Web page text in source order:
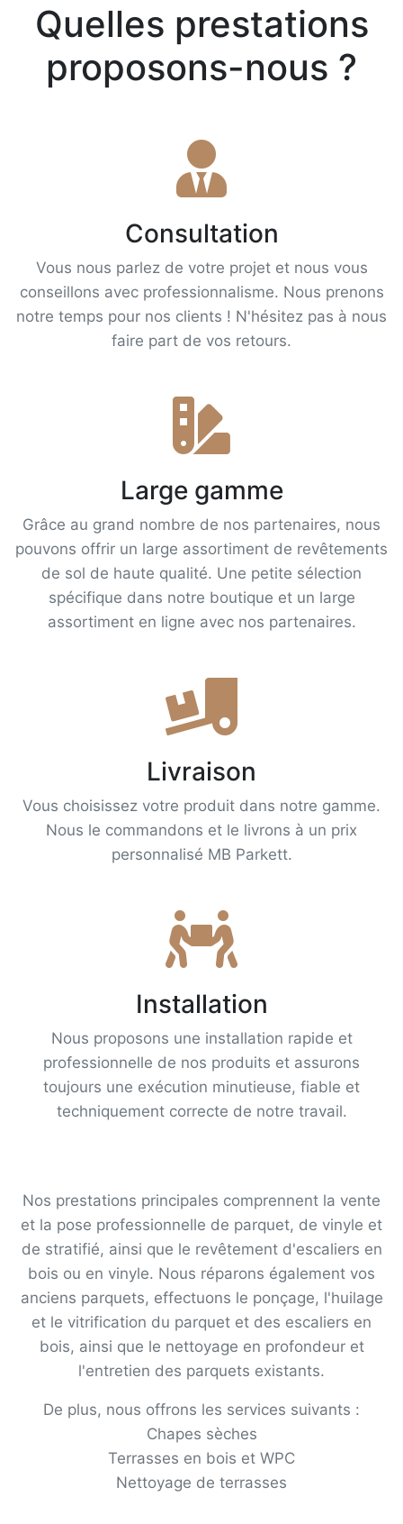
Quelles prestations
proposons-nous ?
Consultation
Vous nous parlez de votre projet et nous vous
conseillons avec professionnalisme. Nous prenons
notre temps pour nos clients ! N'hésitez pas à nous
faire part de vos retours.
Large gamme
Grâce au grand nombre de nos partenaires, nous
pouvons offrir un large assortiment de revêtements
de sol de haute qualité. Une petite sélection
spécifique dans notre boutique et un large
assortiment en ligne avec nos partenaires.
Livraison
Vous choisissez votre produit dans notre gamme.
Nous le commandons et le livrons à un prix
personnalisé MB Parkett.
Installation
Nous proposons une installation rapide et
professionnelle de nos produits et assurons
toujours une exécution minutieuse, fiable et
techniquement correcte de notre travail.
Nos prestations principales comprennent la vente
et la pose professionnelle de parquet, de vinyle et
de stratifié, ainsi que le revêtement d'escaliers en
bois ou en vinyle. Nous réparons également vos
anciens parquets, effectuons le ponçage, l'huilage
et le vitrification du parquet et des escaliers en
bois, ainsi que le nettoyage en profondeur et
l'entretien des parquets existants.
De plus, nous offrons les services suivants :
Chapes sèches
Terrasses en bois et WPC
Nettoyage de terrasses